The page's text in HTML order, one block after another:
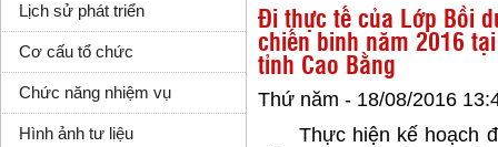
Lịch sử phát triển
Cơ cấu tổ chức
Chức năng nhiệm vụ
Hình ảnh tư liệu
Đi thực tế của Lớp Bồi
chiến binh năm 2016
tỉnh Cao Bằng
Thứ năm - 18/08/2016
Thực hiện kế hoạch